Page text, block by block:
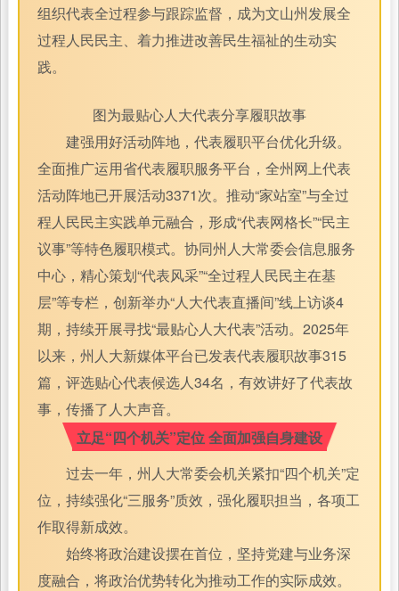
组织代表全过程参与跟踪监督，成为文山州发展全
过程人民民主、着力推进改善民生福祉的生动实
践。
图为最贴心人大代表分享履职故事
建强用好活动阵地，代表履职平台优化升级。
全面推广运用省代表履职服务平台，全州网上代表
活动阵地已开展活动3371次。推动“家站室”与全过
程人民民主实践单元融合，形成“代表网格长”“民主
议事”等特色履职模式。协同州人大常委会信息服务
中心，精心策划“代表风采”“全过程人民民主在基
层”等专栏，创新举办“人大代表直播间”线上访谈4
期，持续开展寻找“最贴心人大代表”活动。2025年
以来，州人大新媒体平台已发表代表履职故事315
篇，评选贴心代表候选人34名，有效讲好了代表故
事，传播了人大声音。
立足“四个机关”定位 全面加强自身建设
过去一年，州人大常委会机关紧扣“四个机关”定
位，持续强化“三服务”质效，强化履职担当，各项工
作取得新成效。
始终将政治建设摆在首位，坚持党建与业务深
度融合，将政治优势转化为推动工作的实际成效。